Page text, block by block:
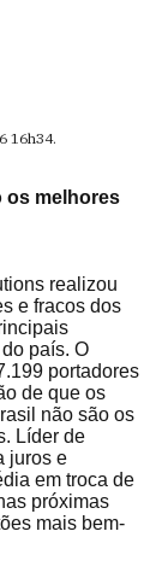
16h34.
os melhores
realizou
e fracos dos
país. O
portadores
de que os
não são os
Líder de
juros e
em troca de
próximas
mais bem-